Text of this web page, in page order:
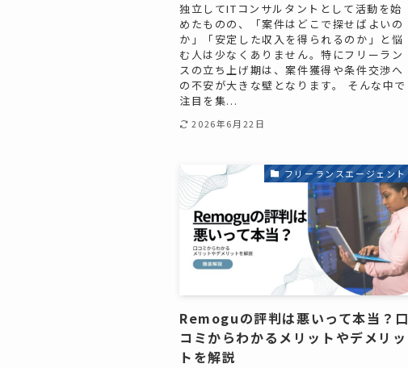
独立してITコンサルタントとして活動を始
めたものの、「案件はどこで探せばよいの
か」「安定した収入を得られるのか」と悩
む人は少なくありません。特にフリーラン
スの立ち上げ期は、案件獲得や条件交渉へ
の不安が大きな壁となります。 そんな中で
注目を集...
2026年6月22日
フリーランスエージェント
Remoguの評判は悪いって本当？口
コミからわかるメリットやデメリッ
トを解説